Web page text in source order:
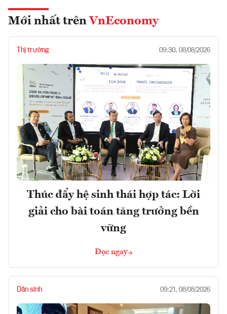
Mới nhất trên VnEconomy
Thị trường 09:30, 08/08/2026
Thúc đẩy hệ sinh thái hợp tác: Lời
giải cho bài toán tăng trưởng bền
vững
Đọc ngay
Dân sinh 09:21, 08/08/2026